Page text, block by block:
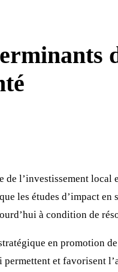
l’investissement local
les études d’impact
à condition de
en promotion
et favorisent